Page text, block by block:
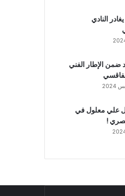
النادي
ضمن الإطار الفني
علي معلول في
!